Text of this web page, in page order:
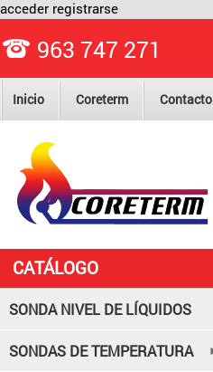
963 747 271
acceder registrarse
Inicio Coreterm Contacto
CATÁLOGO
SONDA NIVEL DE LÍQUIDOS
SONDAS DE TEMPERATURA